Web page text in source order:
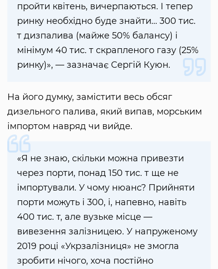
пройти квітень, вичерпаються. І тепер
ринку необхідно буде знайти... 300 тис.
т дизпалива (майже 50% балансу) і
мінімум 40 тис. т скрапленого газу (25%
ринку)», — зазначає Сергій Куюн.
На його думку, замістити весь обсяг
дизельного палива, який випав, морським
імпортом навряд чи вийде.
«Я не знаю, скільки можна привезти
через порти, понад 150 тис. т ще не
імпортували. У чому нюанс? Прийняти
порти можуть і 300, і, напевно, навіть
400 тис. т, але вузьке місце —
вивезення залізницею. У напруженому
2019 році «Укрзалізниця» не змогла
зробити нічого, хоча постійно